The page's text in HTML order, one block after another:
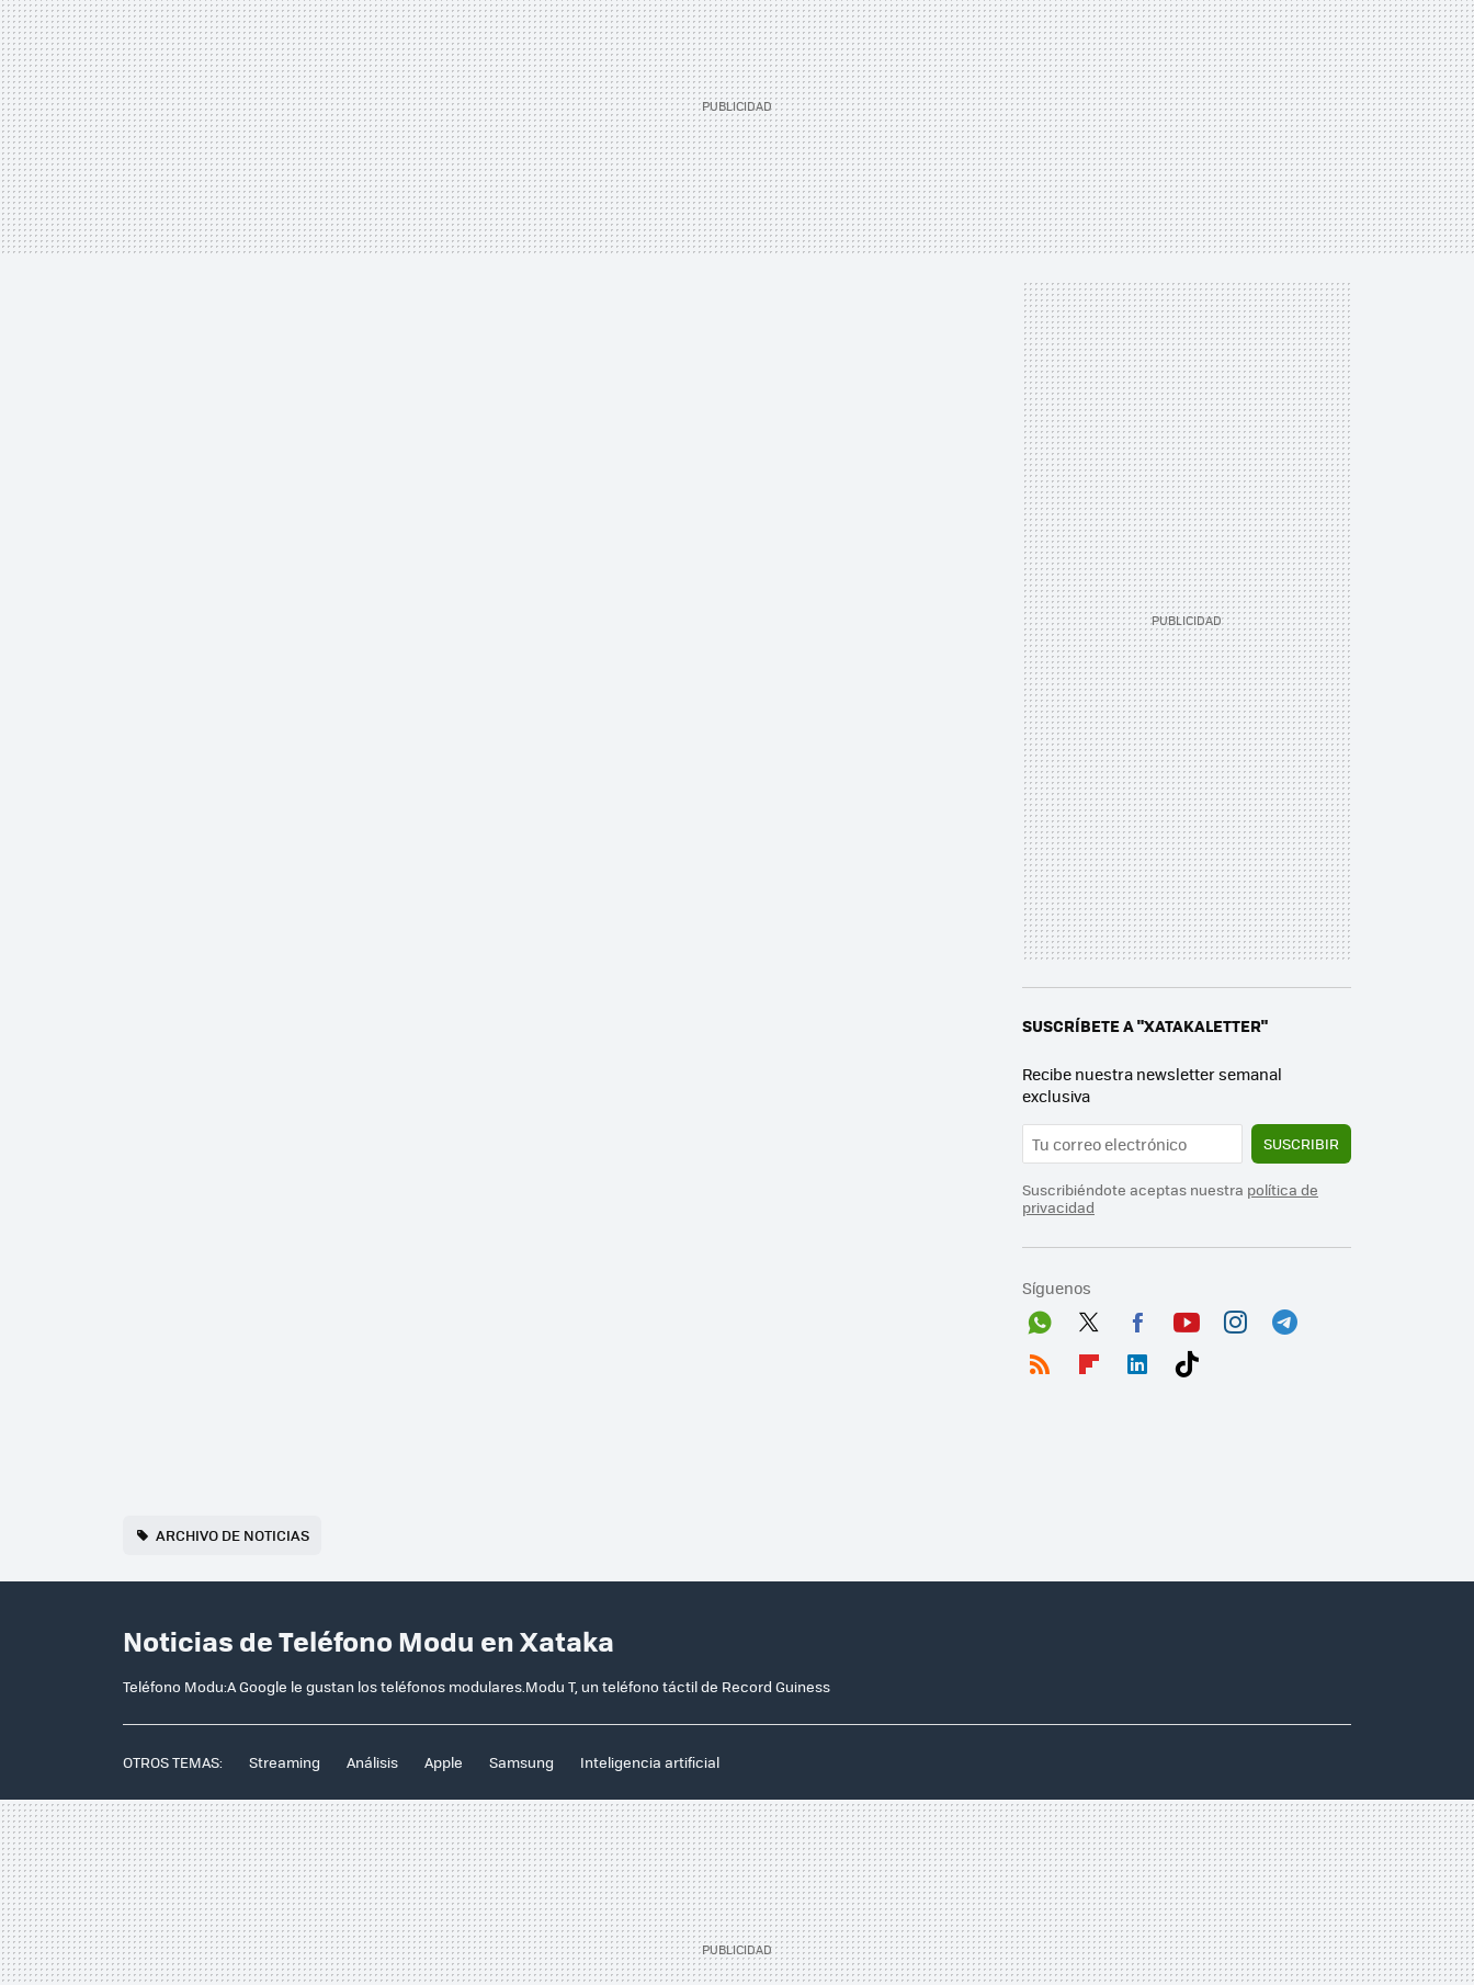
SUSCRÍBETE A "XATAKALETTER"
Recibe nuestra newsletter semanal
exclusiva
SUSCRIBIR
Suscribiéndote aceptas nuestra política de
privacidad
Síguenos
Wh
Twit
Fac
You
ARCHIVO DE NOTICIAS
Noticias de Teléfono Modu en Xataka
Teléfono Modu:A Google le gustan los teléfonos modulares.Modu T, un teléfono táctil de Record Guiness
OTROS TEMAS: Streaming Análisis Apple Samsung Inteligencia artificial